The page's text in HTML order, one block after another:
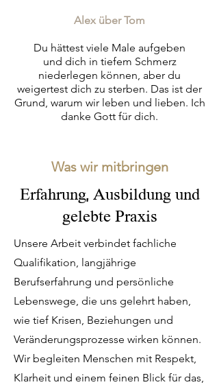
Alex über Tom​
Du hättest viele Male aufgeben
und dich in tiefem Schmerz
niederlegen können, aber du
weigertest dich zu sterben. Das ist der
Grund, warum wir leben und lieben. Ich
danke Gott für dich.
Was wir mitbringen
Erfahrung, Ausbildung und
gelebte Praxis
Unsere Arbeit verbindet fachliche
Qualifikation, langjährige
Berufserfahrung und persönliche
Lebenswege, die uns gelehrt haben,
wie tief Krisen, Beziehungen und
Veränderungsprozesse wirken können.
Wir begleiten Menschen mit Respekt,
Klarheit und einem feinen Blick für das,